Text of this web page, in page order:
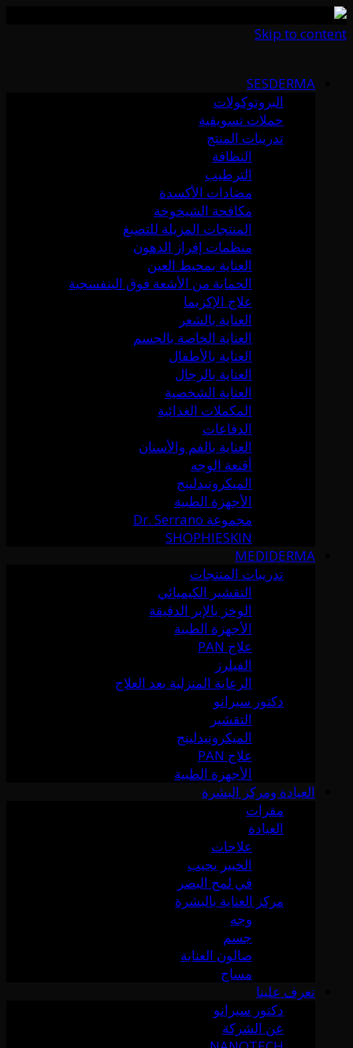
Skip to content
SESDERMA
البروتوكولات
حملات تسويقية
تدريبات المنتج
النظافة
الترطيب
مضادات الأكسدة
مكافحة الشيخوخة
المنتجات المزيلة للتصبغ
منظمات إفراز الدهون
العناية بمحيط العين
الحماية من الأشعة فوق البنفسجية
علاج الإكزيما
العناية بالشعر
العناية الخاصة بالجسم
العناية بالأطفال
العناية بالرجال
العناية الشخصية
المكملات الغذائية
الدفاعات
العناية بالفم والأسنان
أقنعة الوجه
الميكرونيدلينج
الأجهزة الطبية
مجموعة Dr. Serrano
SHOPHIESKIN
MEDIDERMA
تدريبات المنتجات
التقشير الكيميائي
الوخز بالإبر الدقيقة
الأجهزة الطبية
علاج PAN
الفيلرز
الرعاية المنزلية بعد العلاج
دكتور سيرانو
التقشير
الميكرونيدلينج
علاج PAN
الأجهزة الطبية
العيادة ومركز البشرة
مقرات
العيادة
علاجات
الخبير يجيب
في لمح البصر
مركز العناية بالبشرة
وجه
جسم
صالون العناية
مساج
تعرف علينا
دكتور سيرانو
عن الشركة